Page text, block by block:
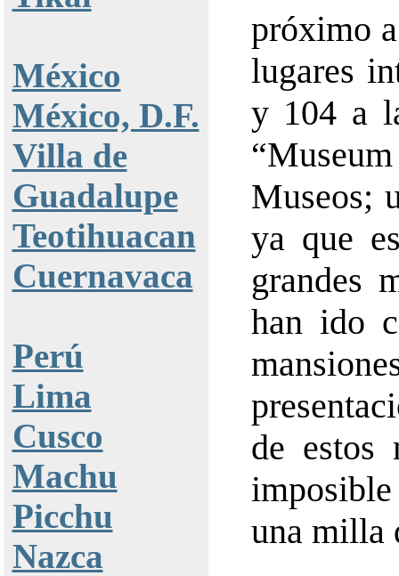
México
México, D.F.
Villa de
Guadalupe
Teotihuacan
Cuernavaca
Perú
Lima
Cusco
Machu
Picchu
Nazca
próximo
lugares
y 104 a
Museos;
ya que
grandes
han ido
de estos
una milla